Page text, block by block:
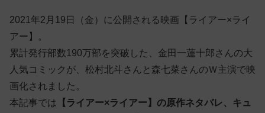
2021年2月19日（金）に公開される映画【ライアー×ライ
アー】。
累計発行部数190万部を突破した、金田一蓮十郎さんの大
人気コミックが、松村北斗さんと森七菜さんのＷ主演で映
画化されました。
本記事では
【ライアー×ライアー】の原作ネタバレ、キュ